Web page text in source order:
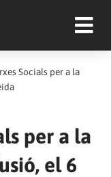
Socials per a la
per a la
el 6